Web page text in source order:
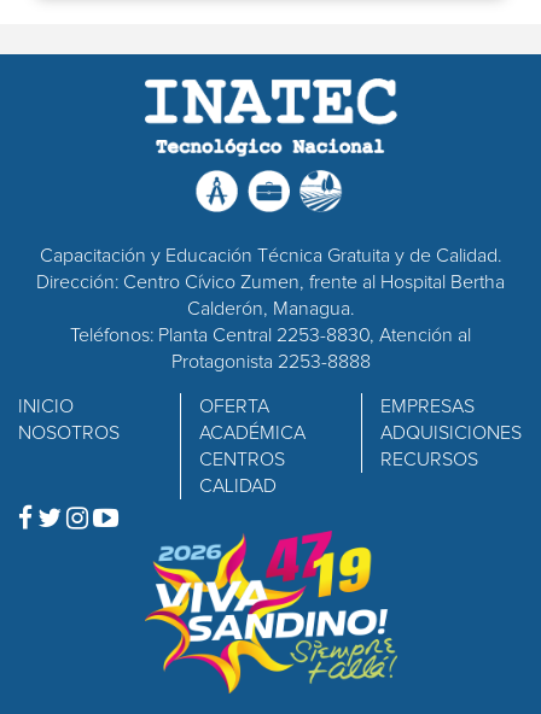
Capacitación y Educación Técnica Gratuita y de Calidad.
Dirección: Centro Cívico Zumen, frente al Hospital Bertha
Calderón, Managua.
Teléfonos: Planta Central 2253-8830, Atención al
Protagonista 2253-8888
INICIO
NOSOTROS
OFERTA
ACADÉMICA
CENTROS
CALIDAD
EMPRESAS
ADQUISICIONES
RECURSOS